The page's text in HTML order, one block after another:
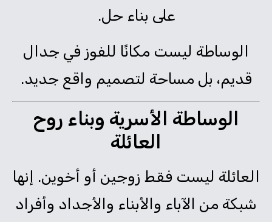
على بناء حل.
الوساطة ليست مكانًا للفوز في جدال
قديم، بل مساحة لتصميم واقع جديد.
الوساطة الأسرية وبناء روح
العائلة
العائلة ليست فقط زوجين أو أخوين. إنها
شبكة من الآباء والأبناء والأجداد وأفراد